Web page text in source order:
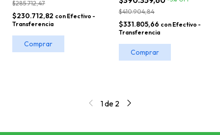
$285.712,47
$230.712,82 con Efectivo -
Transferencia
$410.904,84
$331.805,66 con Efectivo -
Transferencia
1de 2